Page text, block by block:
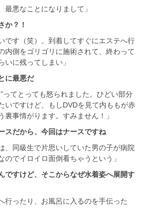
悪なことになりまして」
？！
です（笑）。到着してすぐにエステへ行
内側をゴリゴリに施術されて、終わって
いに残ってしまい」
最悪だ
ってとっても怒られました。ひどい部分
いですけど、もしDVDを見て内ももが赤
裏事情がります。すみません！」
から、今回はナースですね
、同級生で片思いしていた男の子が病院
のでイロイロ面倒看ちゃうという」
けど、そこからなぜ水着姿へ展開す
行ったり、お風呂に入るのを手伝った